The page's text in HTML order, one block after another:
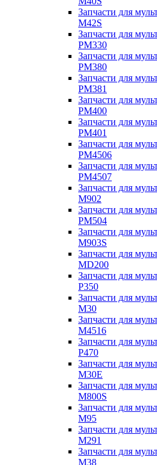
Запчасти для
M42S
Запчасти для
PM330
Запчасти для
PM380
Запчасти для
PM381
Запчасти для
PM400
Запчасти для
PM401
Запчасти для
PM4506
Запчасти для
PM4507
Запчасти для
M902
Запчасти для
PM504
Запчасти для
M903S
Запчасти для
MD200
Запчасти для
P350
Запчасти для
M30
Запчасти для
M4516
Запчасти для
P470
Запчасти для
M30E
Запчасти для
M800S
Запчасти для
M95
Запчасти для
M291
Запчасти для
M38